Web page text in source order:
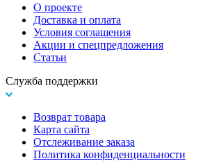
О проекте
Доставка и оплата
Условия соглашения
Акции и спецпредложения
Статьи
Служба поддержки
Возврат товара
Карта сайта
Отслеживание заказа
Политика конфиденциальности